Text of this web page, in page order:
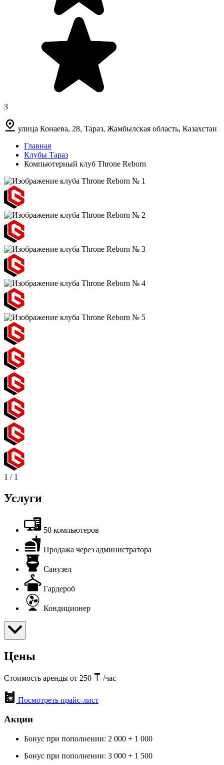
3
улица Конаева, 28, Тараз, Жамбылская область, Казахстан
Главная
Клубы Тараз
Компьютерный клуб Throne Reborn
1 / 1
Услуги
50 компьютеров
Продажа через администратора
Санузел
Гардероб
Кондиционер
Цены
Стоимость аренды от 250 /час
Посмотреть прайс-лист
Акции
Бонус при пополнении: 2 000 + 1 000
Бонус при пополнении: 3 000 + 1 500